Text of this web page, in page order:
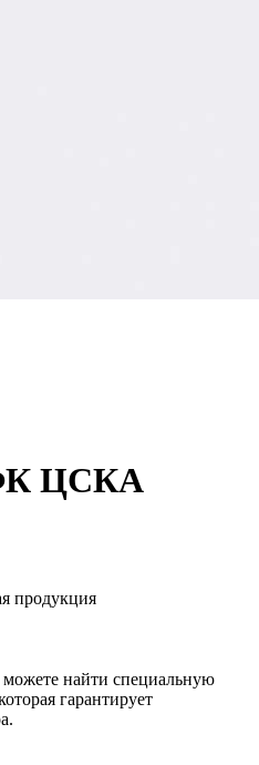
ЦСКА
продукция
найти специальную
гарантирует